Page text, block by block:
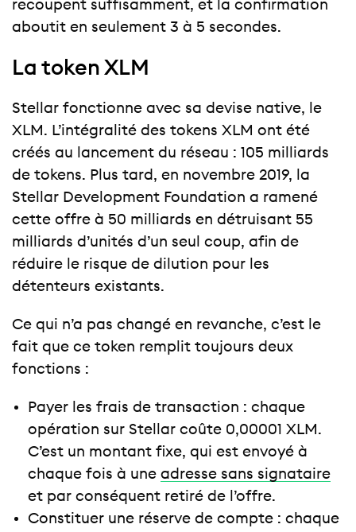
recoupent suffisamment, et la confirmation
aboutit en seulement 3 à 5 secondes.
La token XLM
Stellar fonctionne avec sa devise native, le
XLM. L’intégralité des tokens XLM ont été
créés au lancement du réseau : 105 milliards
de tokens. Plus tard, en novembre 2019, la
Stellar Development Foundation a ramené
cette offre à 50 milliards en détruisant 55
milliards d’unités d’un seul coup, afin de
réduire le risque de dilution pour les
détenteurs existants.
Ce qui n’a pas changé en revanche, c’est le
fait que ce token remplit toujours deux
fonctions :
Payer les frais de transaction : chaque
opération sur Stellar coûte 0,00001 XLM.
C’est un montant fixe, qui est envoyé à
chaque fois à une adresse sans signataire
et par conséquent retiré de l’offre.
Constituer une réserve de compte : chaque